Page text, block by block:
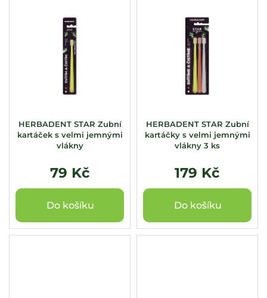
HERBADENT STAR Zubní
kartáček s velmi jemnými
vlákny
79 Kč
Do košíku
HERBADENT STAR Zubní
kartáčky s velmi jemnými
vlákny 3 ks
179 Kč
Do košíku